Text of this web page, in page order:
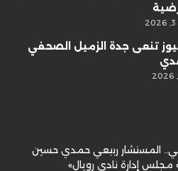
تنعى جدة الزميل الصحفي
المستشار ربيعي حمدي حسين
إدارة نادي رويال»